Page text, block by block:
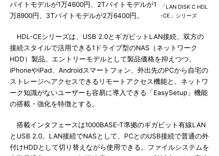
「LAN DISK C HDL
-CE」シリーズ
バイトモデルが1万4600円、2Tバイトモデルが1
万8900円、3Tバイトモデルが2万6400円。
HDL-CEシリーズは、USB 2.0とギガビットLAN接続、双方の
接続スタイルで活用できる1ドライブ型のNAS（ネットワーク
HDD）製品。エントリーモデルとして製品価格を抑えつつ、
iPhoneやiPad、Androidスマートフォン、外出先のPCから自宅の
ストレージへアクセスできるリモートアクセス機能と、ネットワ
ーク知識がないユーザーも容易に導入できる「EasySetup」機能
の搭載・強化を特徴とする。
搭載インタフェースは1000BASE-T準拠のギガビット有線LAN
とUSB 2.0。LAN接続でNASとして、PCとのUSB接続で普通の外
付けHDDとして切り替えながら使用できる。ファイルシステムを